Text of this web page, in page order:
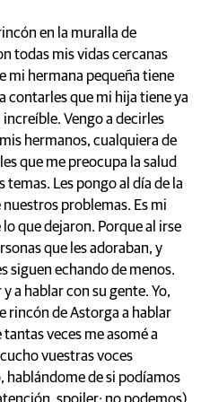
en la muralla de
todas mis vidas cercanas
mi hermana pequeña tiene
contarles que mi hija tiene ya
increíble. Vengo a decirles
hermanos, cualquiera de
que me preocupa la salud
temas. Les pongo al día de la
problemas. Es mi
que dejaron. Porque al irse
que les adoraban, y
siguen echando de menos.
a hablar con su gente. Yo,
rincón de Astorga a hablar
veces me asomé a
vuestras voces
hablándome de si podíamos